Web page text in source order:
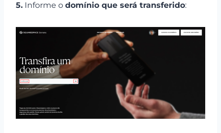
5. Informe o domínio que será transferido: